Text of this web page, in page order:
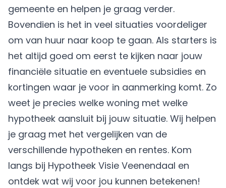
gemeente en helpen je graag verder.
Bovendien is het in veel situaties voordeliger
om van huur naar koop te gaan. Als starters is
het altijd goed om eerst te kijken naar jouw
financiële situatie en eventuele subsidies en
kortingen waar je voor in aanmerking komt. Zo
weet je precies welke woning met welke
hypotheek aansluit bij jouw situatie. Wij helpen
je graag met het vergelijken van de
verschillende hypotheken en rentes. Kom
langs bij Hypotheek Visie Veenendaal en
ontdek wat wij voor jou kunnen betekenen!